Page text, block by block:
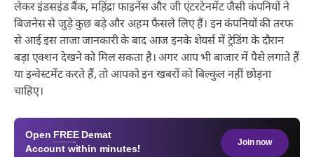
लेकर इंडसइंड बैंक, महिंद्रा फाइनेंस और जी एंटरटेनमेंट जैसी कंपनियों ने
बिजनेस से जुड़े कुछ बड़े और अहम फैसले लिए हैं। इन कंपनियों की तरफ
से आई इस ताजा जानकारी के बाद आज इनके शेयर्स में ट्रेडिंग के दौरान
बड़ा एक्शन देखने को मिल सकता है। अगर आप भी बाजार में पैसे लगाते हैं
या इन्वेस्टमेंट करते हैं, तो आपको इन खबरों को बिल्कुल नहीं छोड़ना
चाहिए।
Open FREE Demat
Account within minutes!
Join now